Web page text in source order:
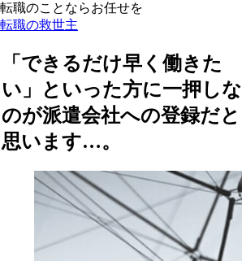
転職のことならお任せを
転職の救世主
「できるだけ早く働きた
い」といった方に一押しな
のが派遣会社への登録だと
思います…。